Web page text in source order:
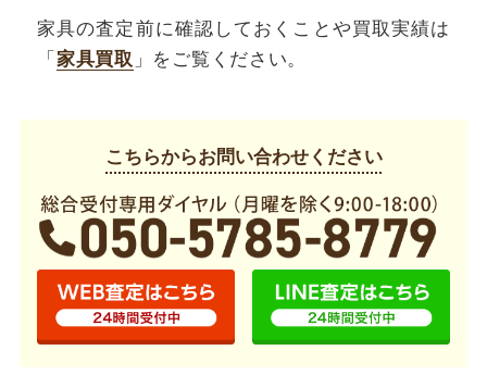
家具の査定前に確認しておくことや買取実績は
「 家具買取 」をご覧ください。
こちらからお問い合わせください